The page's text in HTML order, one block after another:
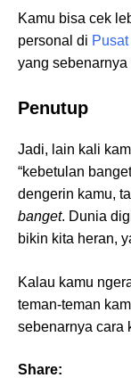
Kamu bisa cek
personal di
yang sebenarnya
Penutup
Jadi, lain kali
“kebetulan
dengerin kamu,
banget. Dunia
bikin kita heran,
Kalau kamu
teman-teman
sebenarnya cara
Share: